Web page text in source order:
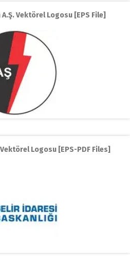
Vektörel Logosu [EPS File]
Logosu [EPS-PDF Files]